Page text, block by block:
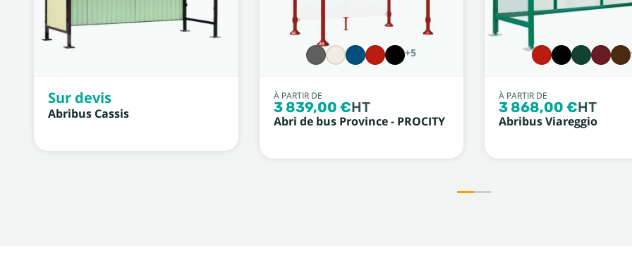
Sur devis
Abribus Cassis
+5
À PARTIR DE
3 839,00 €HT
Abri de bus Province - PROCITY
À PARTIR DE
3 868,00 €HT
Abribus Viareggio